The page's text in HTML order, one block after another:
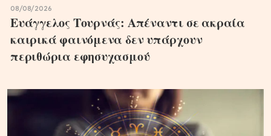
08/08/2026
Ευάγγελος Τουρνάς: Απέναντι σε ακραία
καιρικά φαινόμενα δεν υπάρχουν
περιθώρια εφησυχασμού